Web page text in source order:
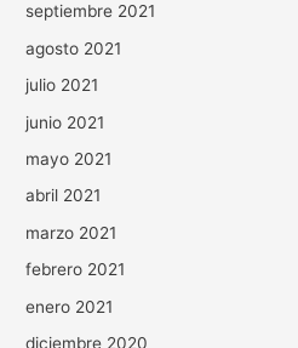
septiembre 2021
agosto 2021
julio 2021
junio 2021
mayo 2021
abril 2021
marzo 2021
febrero 2021
enero 2021
diciembre 2020